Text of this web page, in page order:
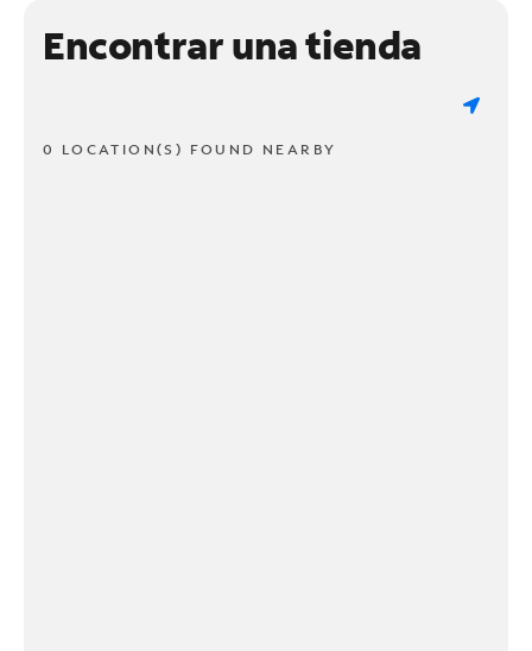
Encontrar una tienda
0 LOCATION(S) FOUND NEARBY